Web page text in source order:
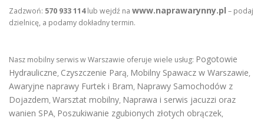
Zadzwoń: 570 933 114lub wejdź na www.naprawarynny.pl – podaj
dzielnicę, a podamy dokładny termin.
Nasz mobilny serwis w Warszawie oferuje wiele usług: Pogotowie
Hydrauliczne, Czyszczenie Parą, Mobilny Spawacz w Warszawie,
Awaryjne naprawy Furtek i Bram, Naprawy Samochodów z
Dojazdem, Warsztat mobilny, Naprawa i serwis jacuzzi oraz
wanien SPA, Poszukiwanie zgubionych złotych obrączek,